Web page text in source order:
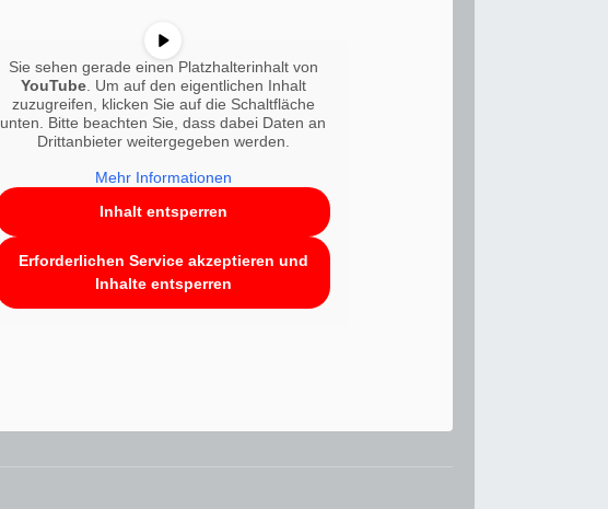
Sie sehen gerade einen Platzhalterinhalt von
YouTube. Um auf den eigentlichen Inhalt
zuzugreifen, klicken Sie auf die Schaltfläche
unten. Bitte beachten Sie, dass dabei Daten an
Drittanbieter weitergegeben werden.
Mehr Informationen
Inhalt entsperren
Erforderlichen Service akzeptieren und
Inhalte entsperren